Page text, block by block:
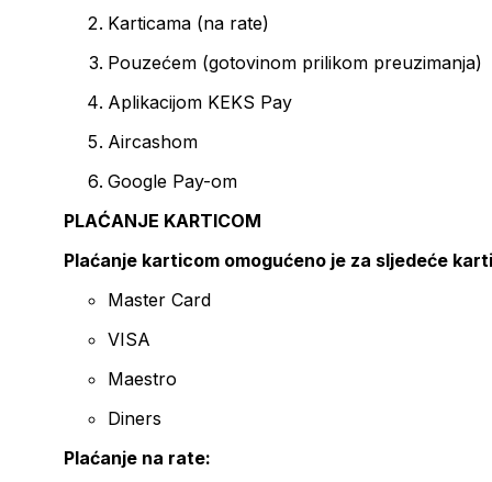
Karticama (na rate)
Pouzećem (gotovinom prilikom preuzimanja)
Aplikacijom KEKS Pay
Aircashom
Google Pay-om
PLAĆANJE KARTICOM
Plaćanje karticom omogućeno je za sljedeće
Master Card
VISA
Maestro
Diners
Plaćanje na rate: